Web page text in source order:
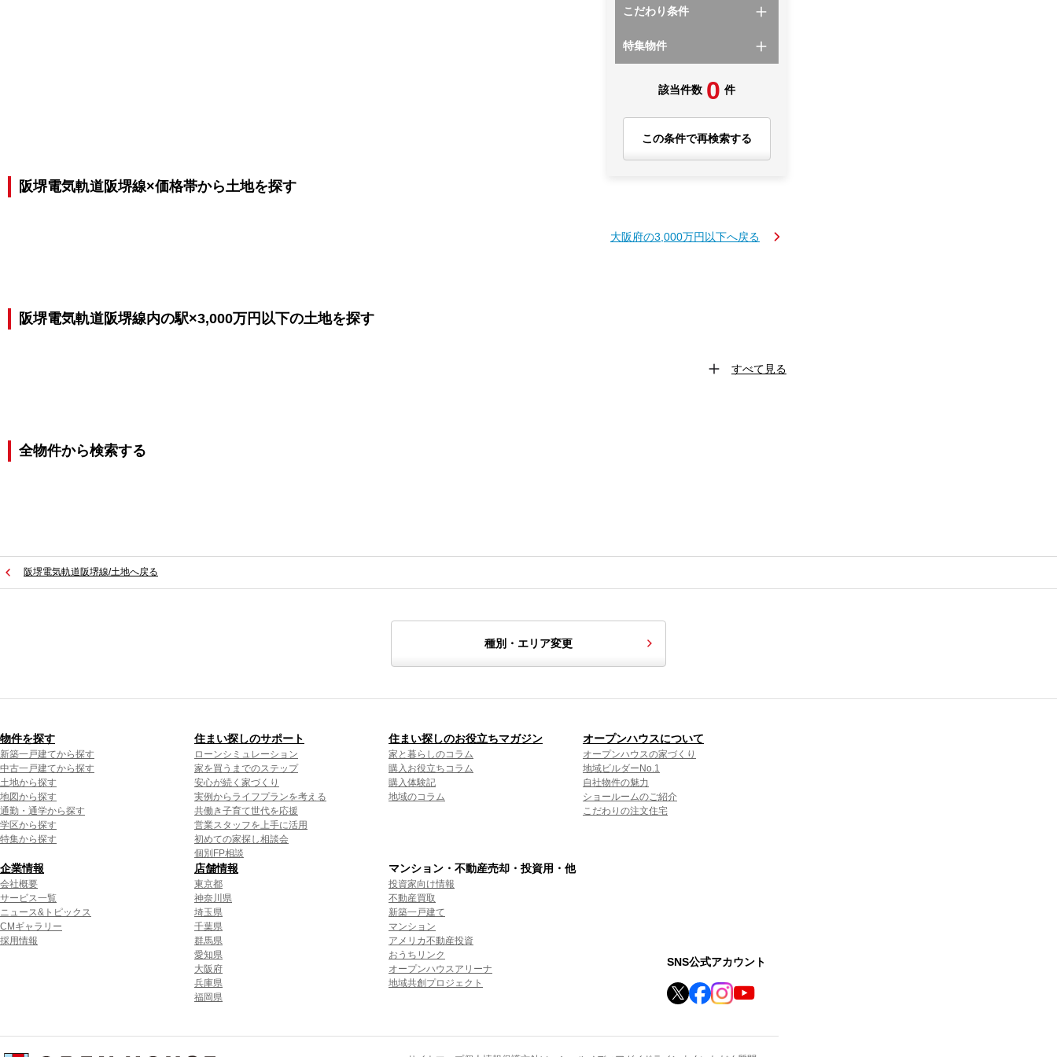
こだわり条件
特集物件
該当件数 0 件
この条件で再検索する
阪堺電気軌道阪堺線×価格帯から土地を探す
大阪府の3,000万円以下へ戻る
阪堺電気軌道阪堺線内の駅×3,000万円以下の土地を探す
すべて見る
全物件から検索する
阪堺電気軌道阪堺線/土地へ戻る
種別・エリア変更
物件を探す
新築一戸建てから探す
中古一戸建てから探す
土地から探す
地図から探す
通勤・通学から探す
学区から探す
特集から探す
住まい探しのサポート
ローンシミュレーション
家を買うまでのステップ
安心が続く家づくり
実例からライフプランを考える
共働き子育て世代を応援
営業スタッフを上手に活用
初めての家探し相談会
個別FP相談
住まい探しのお役立ちマガジン
家と暮らしのコラム
購入お役立ちコラム
購入体験記
地域のコラム
オープンハウスについて
オープンハウスの家づくり
地域ビルダーNo.1
自社物件の魅力
ショールームのご紹介
こだわりの注文住宅
企業情報
会社概要
サービス一覧
ニュース&トピックス
CMギャラリー
採用情報
店舗情報
東京都
神奈川県
埼玉県
千葉県
群馬県
愛知県
大阪府
兵庫県
福岡県
マンション・不動産売却・投資用・他
投資家向け情報
不動産買取
新築一戸建て
マンション
アメリカ不動産投資
おうちリンク
オープンハウスアリーナ
地域共創プロジェクト
SNS公式アカウント